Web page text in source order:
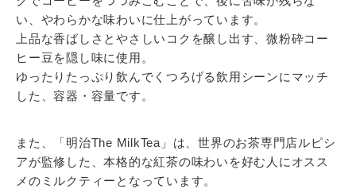
い、やわらかな味わいに仕上がっています。
上品な香ばしさとやさしいコクを醸し出す、微粉砕コー
ヒー豆を隠し味に使用。
ゆったりたっぷり飲んでくつろげる飲用シーンにマッチ
した、容器・容量です。
また、「明治The MilkTea」は、世界のお茶専門店ルピシ
アが監修した、本格的な紅茶の味わいを好む人にオスス
メのミルクティーとなっています。